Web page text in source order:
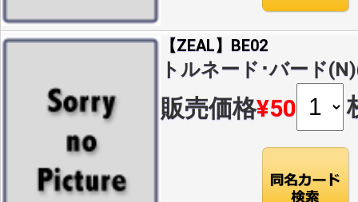
【ZEAL】BE02
トルネード･バード
販売価格¥50